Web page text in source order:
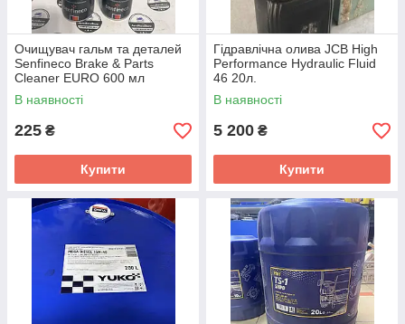
Очищувач гальм та деталей
Senfineco Brake & Parts
Cleaner EURO 600 мл
В наявності
225 ₴
Купити
Гідравлічна олива JCB High
Performance Hydraulic Fluid
46 20л.
В наявності
5 200 ₴
Купити